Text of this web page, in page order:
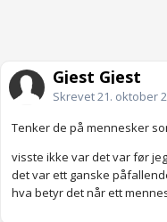
Gjest Gjest
Skrevet21. oktober
Tenker de på mennesker
visste ikke var det var før
det var ett ganske
hva betyr det når ett